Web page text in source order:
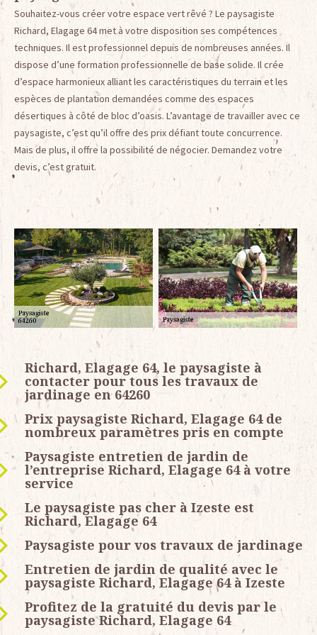
Souhaitez-vous créer votre espace vert rêvé ? Le paysagiste
Richard, Elagage 64 met à votre disposition ses compétences
techniques. Il est professionnel depuis de nombreuses années. Il
dispose d’une formation professionnelle de base solide. Il crée
d’espace harmonieux alliant les caractéristiques du terrain et les
espèces de plantation demandées comme des espaces
désertiques à côté de bloc d’oasis. L’avantage de travailler avec ce
paysagiste, c’est qu’il offre des prix défiant toute concurrence.
Mais de plus, il offre la possibilité de négocier. Demandez votre
devis, c’est gratuit.
Richard, Elagage 64, le paysagiste à
contacter pour tous les travaux de
jardinage en 64260
Prix paysagiste Richard, Elagage 64 de
nombreux paramètres pris en compte
Paysagiste entretien de jardin de
l’entreprise Richard, Elagage 64 à votre
service
Le paysagiste pas cher à Izeste est
Richard, Elagage 64
Paysagiste pour vos travaux de jardinage
Entretien de jardin de qualité avec le
paysagiste Richard, Elagage 64 à Izeste
Profitez de la gratuité du devis par le
paysagiste Richard, Elagage 64